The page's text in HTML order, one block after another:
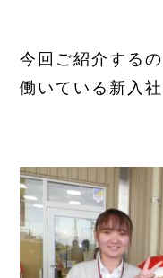
今回ご紹介する
働いている新入社